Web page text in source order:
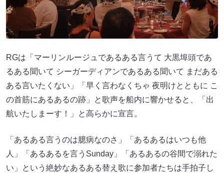
RGは「マーリンルージュであるある言うて 大黒埠頭であ
るある聞いて シーガーディアンであるある聞いて まだある
ある言いたくない」「早く言わなくちゃ 夜明けとともに こ
の首筋にあるあるの跡」と歌声を船内に響かせると、「出
航いたしまーす！」と高らかに宣言。
「あるある言うのは臆病なのさ」「あるあるはいつも他
人」「あるあるを言うSunday」「あるあるの谷間で溺れた
い」という絶妙なあるある替え歌に参加者たちは手拍子し